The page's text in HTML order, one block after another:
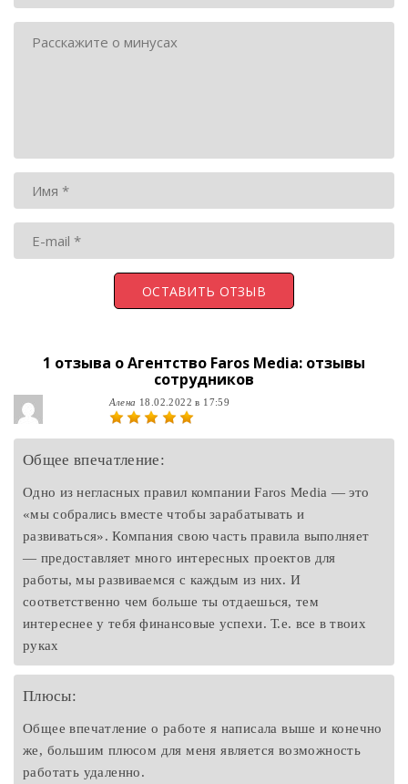
1 отзыва оАгентство Faros Media: отзывы
сотрудников
Алена 18.02.2022 в 17:59
Общее впечатление:
Одно из негласных правил компании Faros Media — это
«мы собрались вместе чтобы зарабатывать и
развиваться». Компания свою часть правила выполняет
— предоставляет много интересных проектов для
работы, мы развиваемся с каждым из них. И
соответственно чем больше ты отдаешься, тем
интереснее у тебя финансовые успехи. Т.е. все в твоих
руках
Плюсы:
Общее впечатление о работе я написала выше и конечно
же, большим плюсом для меня является возможность
работать удаленно.